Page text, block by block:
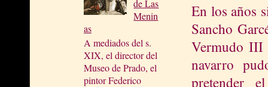
de Las
Menin
as
A mediados del s.
XIX, el director del
Museo de Prado, el
pintor Federico
En los años
Sancho
Vermudo III
navarro
pretender